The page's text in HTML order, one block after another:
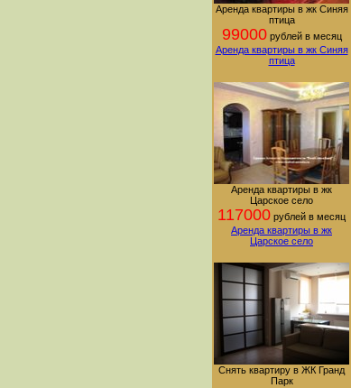
Аренда квартиры в жк Синяя
птица
99000рублей в месяц
Аренда квартиры в жк Синяя
птица
Аренда квартиры в жк
Царское село
117000 рублей в месяц
Аренда квартиры в жк
Царское село
Снять квартиру в ЖК Гранд
Парк